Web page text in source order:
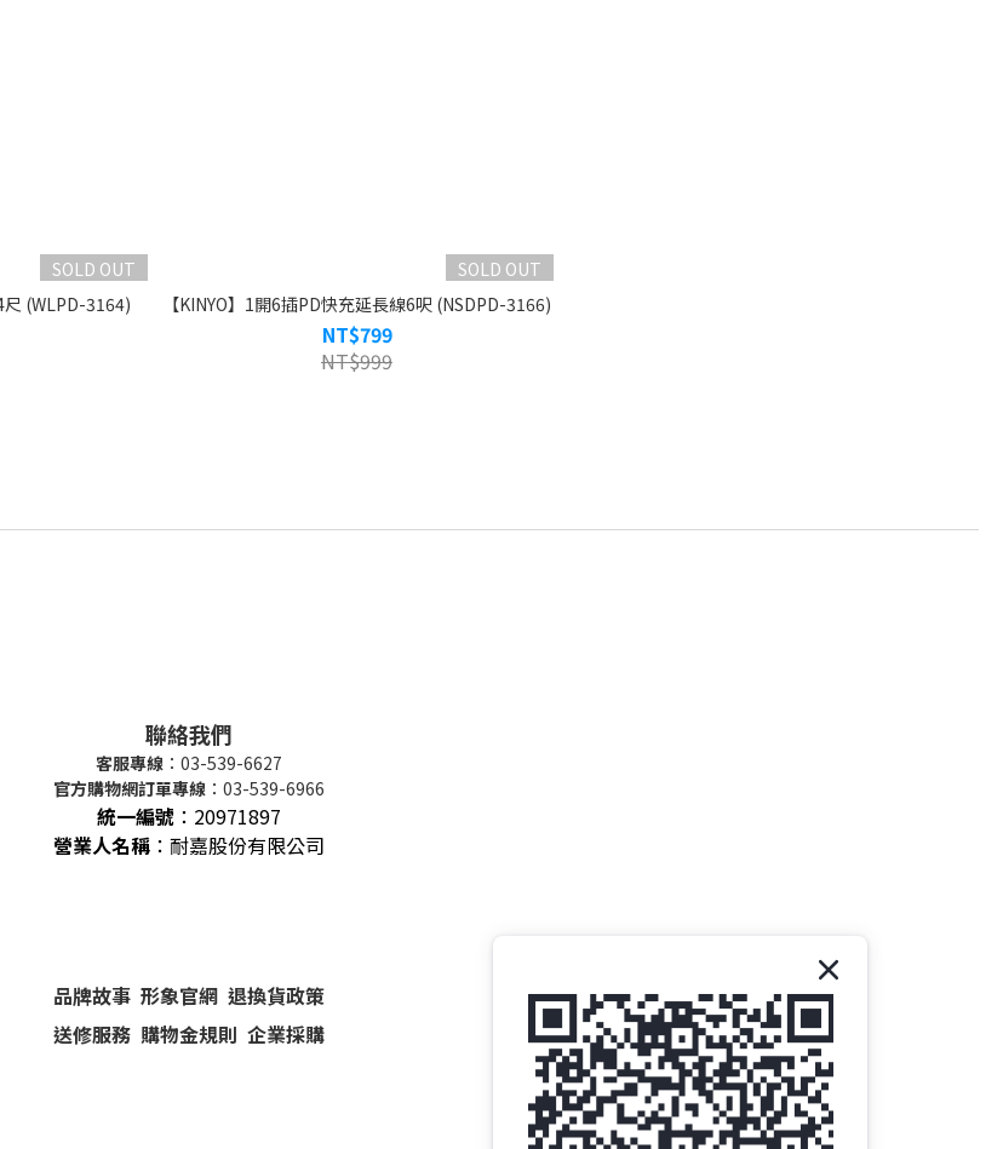
SOLD OUT
尺 (WLPD-3164)
SOLD OUT
【KINYO】1開6插PD快充延長線6呎 (NSDPD-3166)
NT$799
NT$999
聯絡我們
客服專線 ：03-539-6627
官方購物網訂單專線 ：03-539-6966
統一編號 ： 20971897
營業人名稱 ：耐嘉股份有限公司
品牌故事 形象官網 退換貨政策
送修服務 購物金規則 企業採購